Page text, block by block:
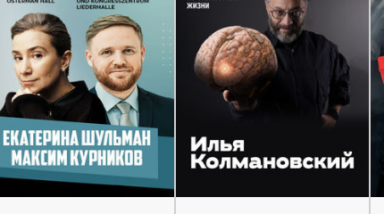
03 Сентября - 18 Сентября
Екатерина Шульман и
Максим Курников.
Европейский тур
Köln, Dresden, Stuttgart,
Helsinki
20 Сентября
Илья Колмановский в
Берлине. «Мозг +
искусственный
интеллект»
Berlin